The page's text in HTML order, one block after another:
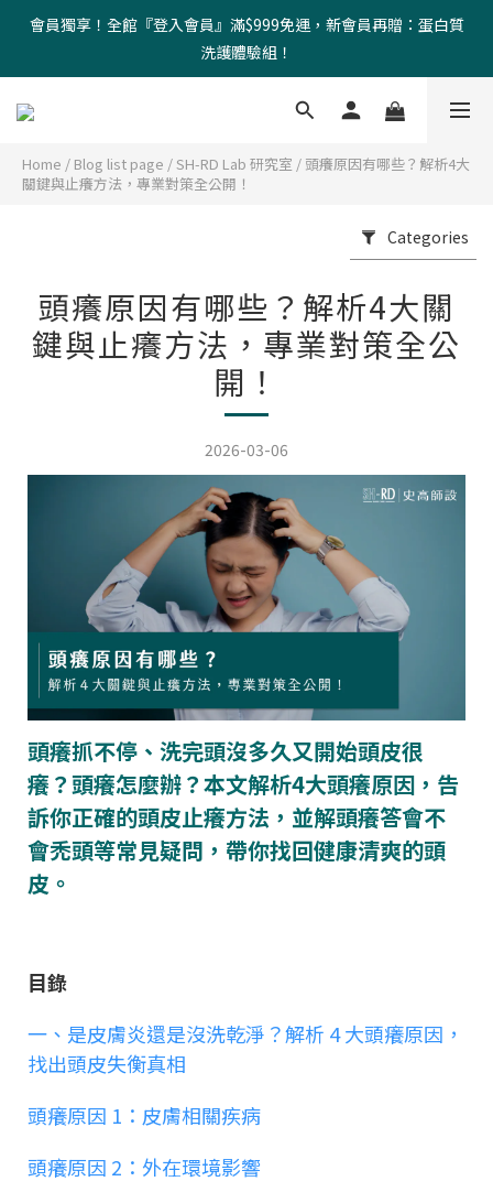
會員獨享！全館『登入會員』滿$999免運，新會員再贈：蛋白質
洗護體驗組！
Home / Blog list page /SH-RD Lab 研究室 / 頭癢原因有哪些？解析4大
關鍵與止癢方法，專業對策全公開！
Categories
頭癢原因有哪些？解析4大關
鍵與止癢方法，專業對策全公
開！
2026-03-06
頭癢抓不停、洗完頭沒多久又開始頭皮很
癢？頭癢怎麼辦？本文解析4大頭癢原因，告
訴你正確的頭皮止癢方法，並解頭癢答會不
會禿頭等常見疑問，帶你找回健康清爽的頭
皮。
目錄
一、是皮膚炎還是沒洗乾淨？解析 4 大頭癢原因，
找出頭皮失衡真相
頭癢原因 1：皮膚相關疾病
頭癢原因 2：外在環境影響